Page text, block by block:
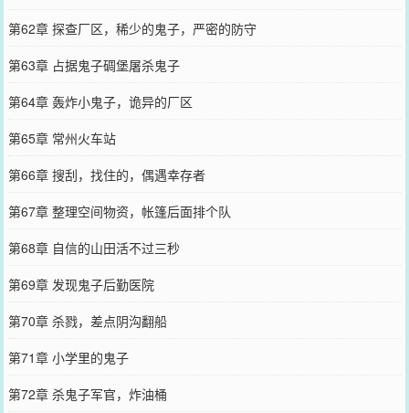
第62章 探查厂区，稀少的鬼子，严密的防守
第63章 占据鬼子碉堡屠杀鬼子
第64章 轰炸小鬼子，诡异的厂区
第65章 常州火车站
第66章 搜刮，找住的，偶遇幸存者
第67章 整理空间物资，帐篷后面排个队
第68章 自信的山田活不过三秒
第69章 发现鬼子后勤医院
第70章 杀戮，差点阴沟翻船
第71章 小学里的鬼子
第72章 杀鬼子军官，炸油桶